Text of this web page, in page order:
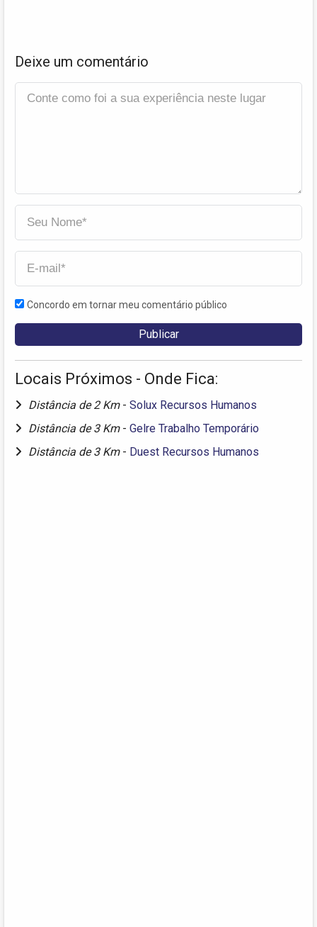
Deixe um comentário
Concordo em tornar meu comentário público
Locais Próximos - Onde Fica:
Distância de 2 Km - Solux Recursos Humanos
Distância de 3 Km - Gelre Trabalho Temporário
Distância de 3 Km - Duest Recursos Humanos